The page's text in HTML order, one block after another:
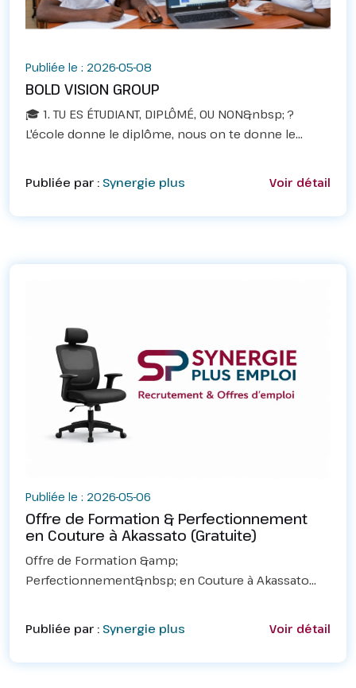
Publiée le : 2026-05-08
BOLD VISION GROUP
🎓 1. TU ES ÉTUDIANT, DIPLÔMÉ, OU NON&nbsp; ?
L'école donne le diplôme, nous on te donne le
pratiqueApprends à utiliser les logiciels et à classer
les dossiers.Ne...
Publiée par : Synergie plus Voir détail
Publiée le : 2026-05-06
Offre de Formation & Perfectionnement
en Couture à Akassato (Gratuite)
Offre de Formation &amp;
Perfectionnement&nbsp; en Couture à Akassato
(Zone Maison Kérékou) ouvre ses portes pour deux
programmes exclusifs :1. Progr...
Publiée par : Synergie plus Voir détail